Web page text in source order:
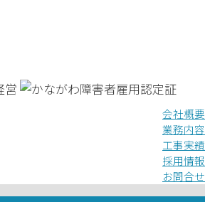
会社概要
業務内容
工事実績
採用情報
お問合せ